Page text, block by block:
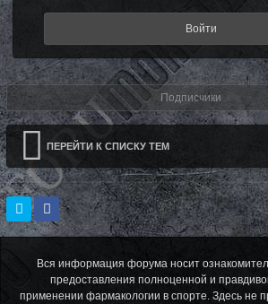
Войти
Подписчики
ПЕРЕЙТИ К СПИСКУ ТЕМ
Вся информация форума носит
предоставления полноценной и
применении фармакологии в спорте. Здесь не